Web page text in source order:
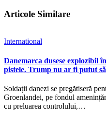
Articole Similare
International
Danemarca dusese explozibil
pistele. Trump nu ar fi putut
Soldații danezi se pregătiseră
Groenlandei, pe fondul
cu preluarea controlului,…